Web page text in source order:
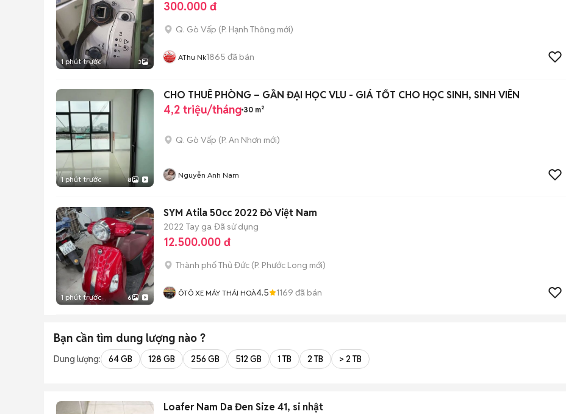
1 phút trước 3
300.000 đ
Q. Gò Vấp (P. Hạnh Thông mới)
AThu Nk1865 đã bán
1 phút trước 8
CHO THUÊ PHÒNG – GẦN ĐẠI HỌC VLU - GIÁ TỐT CHO HỌC SINH, SINH VIÊN
4,2 triệu/tháng 30 m²
Q. Gò Vấp (P. An Nhơn mới)
Nguyễn Anh Nam
1 phút trước 6
SYM Atila 50cc 2022 Đỏ Việt Nam
2022 Tay ga Đã sử dụng
12.500.000 đ
Thành phố Thủ Đức (P. Phước Long mới)
ÔTÔ XE MÁY THÁI HOÀ4.5 1169 đã bán
Bạn cần tìm dung lượng nào ?
Dung lượng: 64 GB 128 GB 256 GB 512 GB 1 TB 2 TB > 2 TB
Loafer Nam Da Đen Size 41, si nhật